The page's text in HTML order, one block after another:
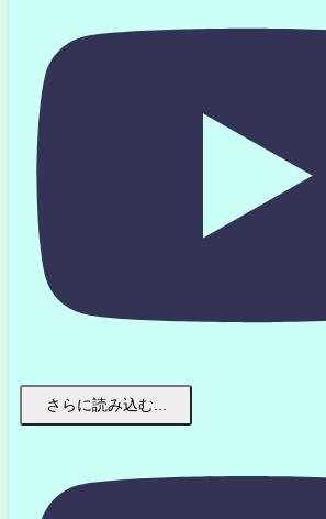
さらに読み込む...